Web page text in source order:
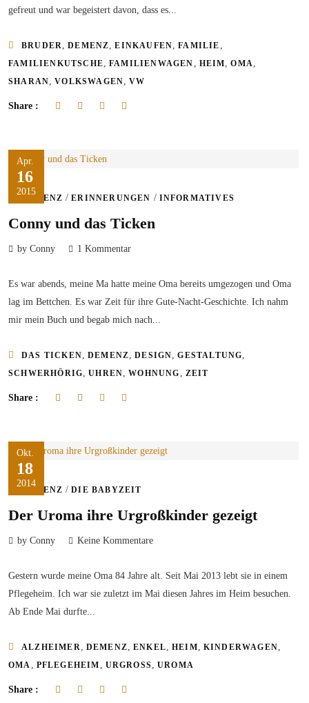
gefreut und war begeistert davon, dass es...
BRUDER,DEMENZ,EINKAUFEN,FAMILIE ,
FAMILIENKUTSCHE, FAMILIENWAGEN , HEIM,OMA,
SHARAN,VOLKSWAGEN,VW
Share :
Apr.
16
2015
DEMENZ /ERINNERUNGEN / INFORMATIVES
Conny und das Ticken
by Conny 1 Kommentar
Es war abends, meine Ma hatte meine Oma bereits umgezogen und Oma
lag im Bettchen. Es war Zeit für ihre Gute-Nacht-Geschichte. Ich nahm
mir mein Buch und begab mich nach...
DAS TICKEN, DEMENZ,DESIGN,GESTALTUNG,
SCHWERHÖRIG,UHREN,WOHNUNG , ZEIT
Share :
Okt.
18
2014
DEMENZ /DIE BABYZEIT
Der Uroma ihre Urgroßkinder gezeigt
by Conny Keine Kommentare
Gestern wurde meine Oma 84 Jahre alt. Seit Mai 2013 lebt sie in einem
Pflegeheim. Ich war sie zuletzt im Mai diesen Jahres im Heim besuchen.
Ab Ende Mai durfte...
ALZHEIMER DEMENZ ,ENKEL ,HEIM KINDERWAGEN
OMA PFLEGEHEIM URGROSS ,UROMA
Share :